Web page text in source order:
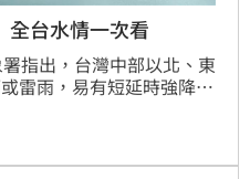
全台水情一次看
指出，台灣中部以北、東
雷雨，易有短延時強降
率超過9成，其中4個水